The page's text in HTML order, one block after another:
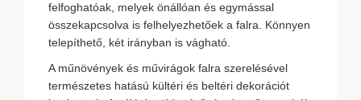
felfoghatóak, melyek önállóan és egymással
összekapcsolva is felhelyezhetőek a falra. Könnyen
telepíthető, két irányban is vágható.
A műnövények és művirágok falra szerelésével
természetes hatású kültéri és beltéri dekorációt